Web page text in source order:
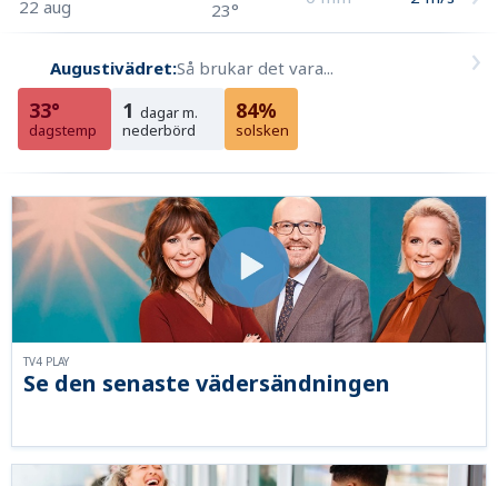
22 aug
23°
Augustivädret:Så brukar det vara...
33°
dagstemp
1 dagar m.
nederbörd
84%
solsken
Se den senaste vädersändningen
TV4 PLAY